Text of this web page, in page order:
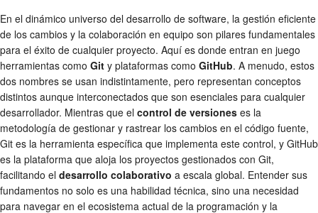
En el dinámico universo del desarrollo de software, la gestión eficiente
de los cambios y la colaboración en equipo son pilares fundamentales
para el éxito de cualquier proyecto. Aquí es donde entran en juego
herramientas como Git y plataformas como GitHub. A menudo, estos
dos nombres se usan indistintamente, pero representan conceptos
distintos aunque interconectados que son esenciales para cualquier
desarrollador. Mientras que el control de versiones es la
metodología de gestionar y rastrear los cambios en el código fuente,
Git es la herramienta específica que implementa este control, y GitHub
es la plataforma que aloja los proyectos gestionados con Git,
facilitando el desarrollo colaborativo a escala global. Entender sus
fundamentos no solo es una habilidad técnica, sino una necesidad
para navegar en el ecosistema actual de la programación y la